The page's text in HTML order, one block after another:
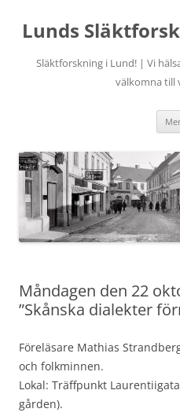
innehåll
Lunds
Släktforskning i Lund! | Vi
välkomna till
Måndagen den 22
”Skånska dialekter
Föreläsare Mathias
och folkminnen.
Lokal: Träffpunkt
gården).